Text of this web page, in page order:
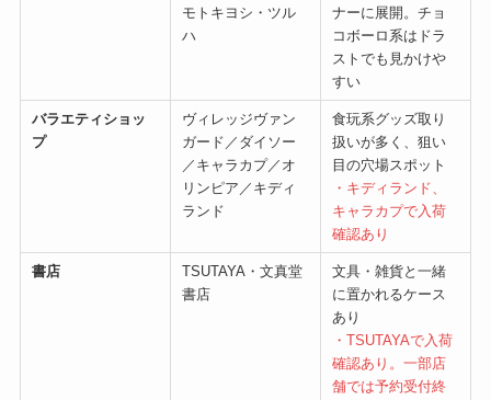
モトキヨシ・ツル
ハ
ナーに展開。チョ
コボーロ系はドラ
ストでも見かけや
すい
バラエティショッ
プ
ヴィレッジヴァン
ガード／ダイソー
／キャラカプ／オ
リンピア／キディ
ランド
食玩系グッズ取り
扱いが多く、狙い
目の穴場スポット
・キディランド、
キャラカプで入荷
確認あり
書店
TSUTAYA・文真堂
書店
文具・雑貨と一緒
に置かれるケース
あり
・TSUTAYAで入荷
確認あり。一部店
舗では予約受付終